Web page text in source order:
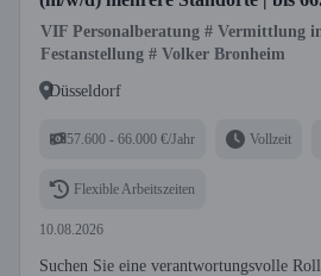
VIF Personalberatung # Vermittlung
Festanstellung # Volker Bronheim
Düsseldorf
57.600 - 66.000 €/Jahr Vollzeit
Flexible Arbeitszeiten
10.08.2026
Suchen Sie eine verantwortungsvolle